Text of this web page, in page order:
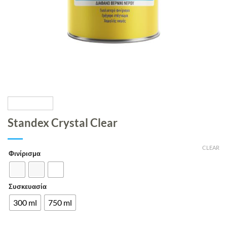
Standex Crystal Clear
Φινίρισμα
Συσκευασία
300 ml 750 ml
CLEAR